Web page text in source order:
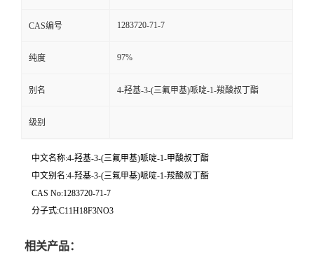
CAS编号 1283720-71-7
纯度 97%
别名 4-羟基-3-(三氟甲基)哌啶-1-羧酸叔丁酯
级别
中文名称:4-羟基-3-(三氟甲基)哌啶-1-甲酸叔丁酯
中文别名:4-羟基-3-(三氟甲基)哌啶-1-羧酸叔丁酯
CAS No:1283720-71-7
分子式:C11H18F3NO3
相关产品：